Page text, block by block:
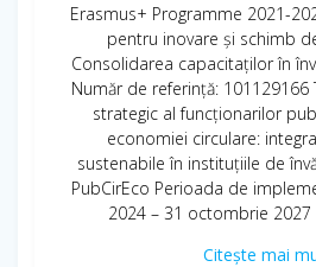
Erasmus+ Programme 2021-
pentru inovare și schimb
Consolidarea capacitaților în
Număr de referință: 101129166
strategic al funcționarilor
economiei circulare:
sustenabile în instituțiile de
PubCirEco Perioada de
2024 – 31 octombrie 2027
Citește mai